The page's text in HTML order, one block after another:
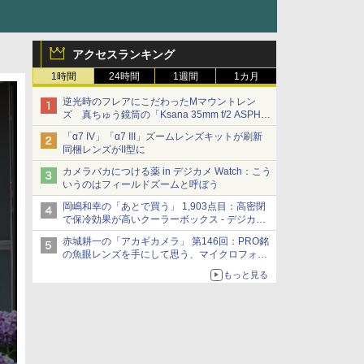
アクセスランキング
1時間 24時間 1週間 1カ月
逆光時のフレアにこだわったMマウントレン
ズ 真ちゅう鏡筒の「Ksana 35mm f/2 ASPH.
シルバークローム」
「α7 IV」「α7 III」ズームレンズキットが刷新
同梱レンズがII型に
カメラバカにつける薬 in デジカメ Watch：こう
いうのはフィールドズームと呼ぼう
岡嶋和幸の「あとで買う」 1,903点目：高密閉
で保冷効果が高いクーラーボックス - デジカメ
Watch
赤城耕一の「アカギカメラ」 第146回：PRO銘
の魚眼レンズを手にして思う、マイクロフォー
もっと見る